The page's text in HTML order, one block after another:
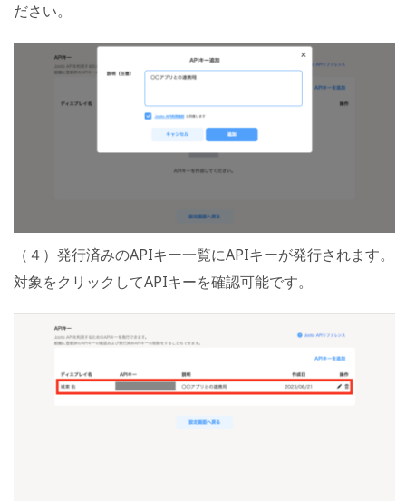
ださい。
（４）発行済みのAPIキー一覧にAPIキーが発行されます。
対象をクリックしてAPIキーを確認可能です。